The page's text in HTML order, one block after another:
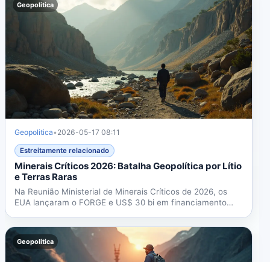
Geopolitica
Geopolitica• 2026-05-17 08:11
Estreitamente relacionado
Minerais Críticos 2026: Batalha Geopolítica por Lítio
e Terras Raras
Na Reunião Ministerial de Minerais Críticos de 2026, os
EUA lançaram o FORGE e US$ 30 bi em financiamento
Geopolitica